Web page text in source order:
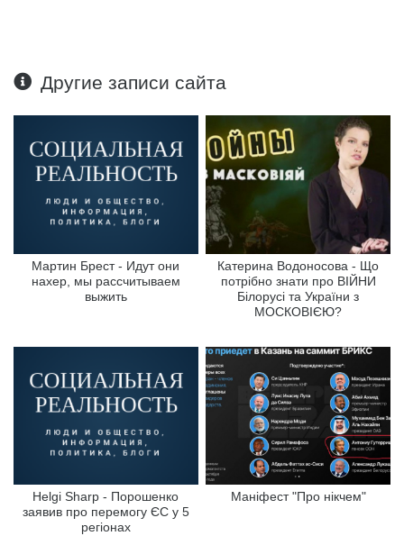
Другие записи сайта
Мартин Брест - Идут они
нахер, мы рассчитываем
выжить
Катерина Водоносова - Що
потрібно знати про ВІЙНИ
Білорусі та України з
МОСКОВІЄЮ?
Helgi Sharp - Порошенко
заявив про перемогу ЄС у 5
регіонах
Маніфест "Про нікчем"